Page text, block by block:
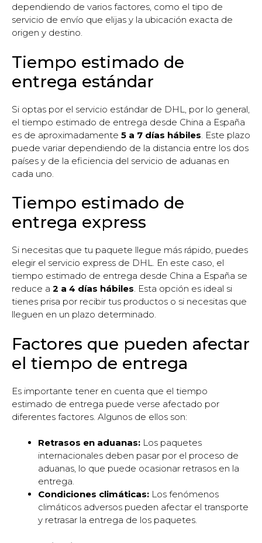
dependiendo de varios factores, como el tipo de
servicio de envío que elijas y la ubicación exacta de
origen y destino.
Tiempo estimado de
entrega estándar
Si optas por el servicio estándar de DHL, por lo general,
el tiempo estimado de entrega desde China a España
es de aproximadamente 5 a 7 días hábiles . Este plazo
puede variar dependiendo de la distancia entre los dos
países y de la eficiencia del servicio de aduanas en
cada uno.
Tiempo estimado de
entrega express
Si necesitas que tu paquete llegue más rápido, puedes
elegir el servicio express de DHL. En este caso, el
tiempo estimado de entrega desde China a España se
reduce a 2 a 4 días hábiles. Esta opción es ideal si
tienes prisa por recibir tus productos o si necesitas que
lleguen en un plazo determinado.
Factores que pueden afectar
el tiempo de entrega
Es importante tener en cuenta que el tiempo
estimado de entrega puede verse afectado por
diferentes factores. Algunos de ellos son:
Retrasos en aduanas: Los paquetes
internacionales deben pasar por el proceso de
aduanas, lo que puede ocasionar retrasos en la
entrega.
Condiciones climáticas: Los fenómenos
climáticos adversos pueden afectar el transporte
y retrasar la entrega de los paquetes.